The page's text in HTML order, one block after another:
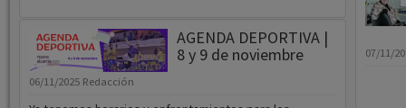
AGENDA DEPORTIVA |
8 y 9 de noviembre
06/11/2025 Redacción
07/11/